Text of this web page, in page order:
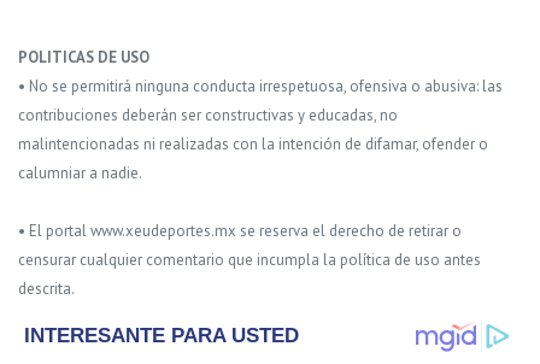
POLITICAS DE USO
• No se permitirá ninguna conducta irrespetuosa, ofensiva o abusiva: las
contribuciones deberán ser constructivas y educadas, no
malintencionadas ni realizadas con la intención de difamar, ofender o
calumniar a nadie.
• El portal www.xeudeportes.mx se reserva el derecho de retirar o
censurar cualquier comentario que incumpla la política de uso antes
descrita.